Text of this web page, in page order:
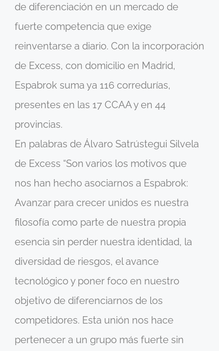
de diferenciación en un mercado de
fuerte competencia que exige
reinventarse a diario. Con la incorporación
de Excess, con domicilio en Madrid,
Espabrok suma ya 116 corredurías,
presentes en las 17 CCAA y en 44
provincias.
En palabras de Álvaro Satrústegui Silvela
de Excess “Son varios los motivos que
nos han hecho asociarnos a Espabrok:
Avanzar para crecer unidos es nuestra
filosofía como parte de nuestra propia
esencia sin perder nuestra identidad, la
diversidad de riesgos, el avance
tecnológico y poner foco en nuestro
objetivo de diferenciarnos de los
competidores. Esta unión nos hace
pertenecer a un grupo más fuerte sin